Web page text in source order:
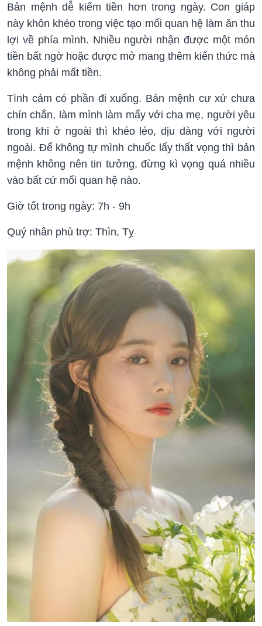
Bản mệnh dễ kiếm tiền hơn trong ngày. Con giáp
này khôn khéo trong việc tạo mối quan hệ làm ăn thu
lợi về phía mình. Nhiều người nhận được một món
tiền bất ngờ hoặc được mở mang thêm kiến thức mà
không phải mất tiền.
Tình cảm có phần đi xuống. Bản mệnh cư xử chưa
chín chắn, làm mình làm mẩy với cha mẹ, người yêu
trong khi ở ngoài thì khéo léo, dịu dàng với người
ngoài. Để không tự mình chuốc lấy thất vọng thì bản
mệnh không nên tin tưởng, đừng kì vọng quá nhiều
vào bất cứ mối quan hệ nào.
Giờ tốt trong ngày: 7h - 9h
Quý nhân phù trợ: Thìn, Tỵ